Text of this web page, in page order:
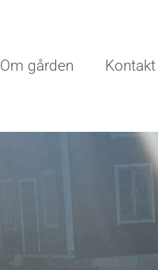
Om gården Kontakt